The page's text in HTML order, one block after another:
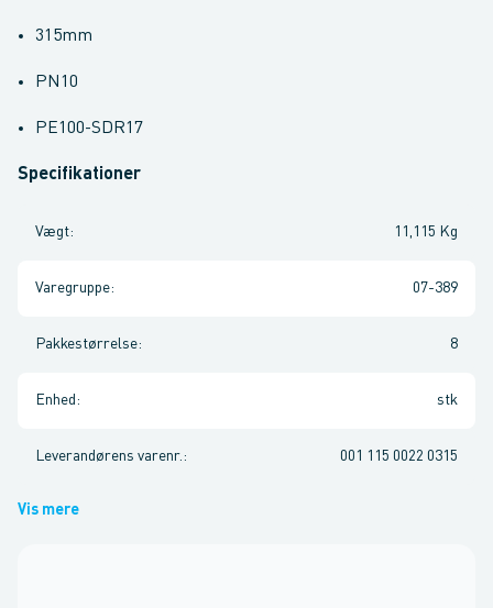
315mm
PN10
PE100-SDR17
Specifikationer
Vægt: 11,115 Kg
Varegruppe: 07-389
Pakkestørrelse: 8
Enhed : stk
Leverandørens varenr. : 001 115 0022 0315
Vis mere